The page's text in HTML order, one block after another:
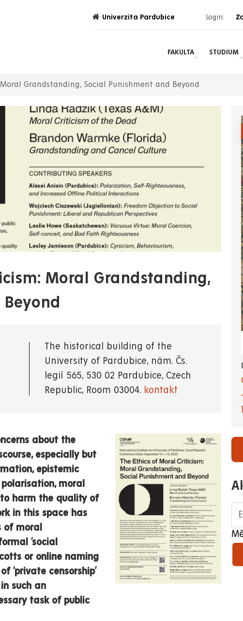
Univerzita Pardubice Login:
FAKULTA STUDIUM
Grandstanding, Social Punishment and Beyond
Moral Grandstanding,
The historical building of the
University of Pardubice, nám. Čs.
legií 565, 530 02 Pardubice, Czech
Republic, Room 03004. kontakt
about the
especially but
epistemic
moral
harm the quality of
in this space has
of moral
‘social
or online naming
‘private censorship’
such an
task of public